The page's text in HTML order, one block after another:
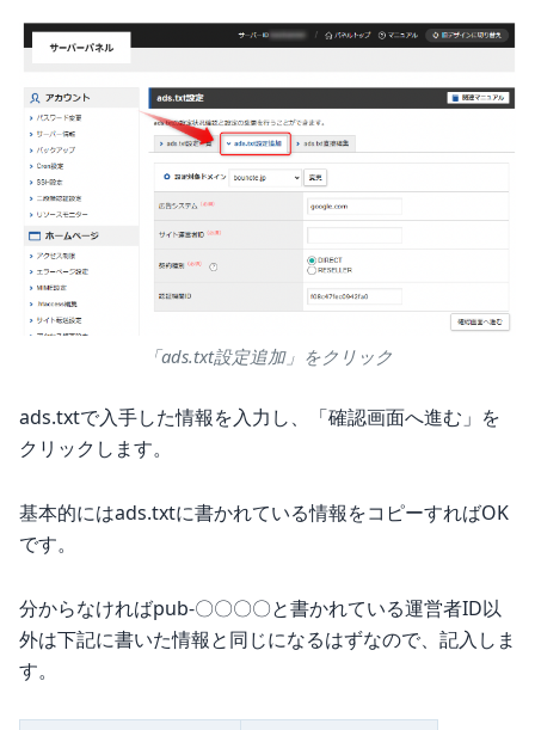
「ads.txt設定追加」をクリック
ads.txtで入手した情報を入力し、「確認画面へ進む」を
クリックします。
基本的にはads.txtに書かれている情報をコピーすればOK
です。
分からなければpub-〇〇〇〇と書かれている運営者ID以
外は下記に書いた情報と同じになるはずなので、記入しま
す。